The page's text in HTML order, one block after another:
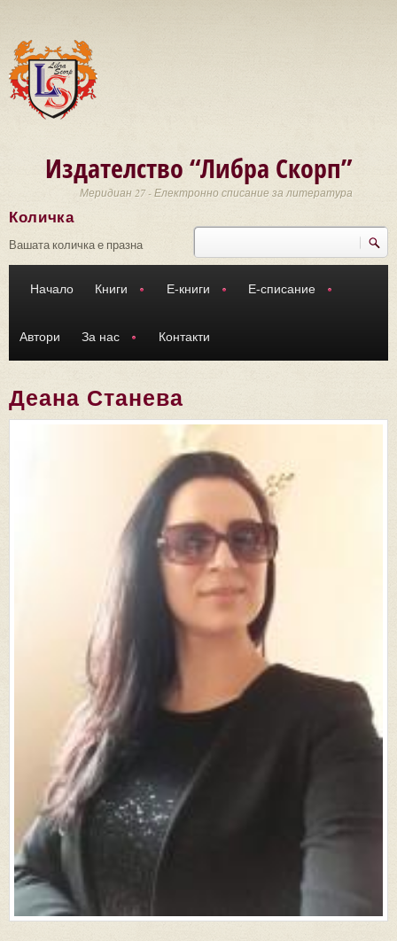
Издателство “Либра Скорп”
Меридиан 27 - Електронно списание за литература
Търси
Количка
Вашата количка е празна
Начало Книги Е-книги Е-списание
Автори За нас Контакти
Деана Станева